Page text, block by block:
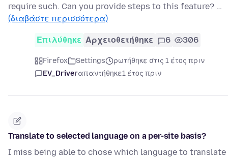
require such. Can you provide steps to this feature? …
(διαβάστε περισσότερα)
Επιλύθηκε Αρχειοθετήθηκε 6 306
Firefox Settings
ρωτήθηκε στις 1 έτος πριν
EV_Driverαπαντήθηκε1 έτος πριν
Translate to selected language on a per-site basis?
I miss being able to chose which language to translate